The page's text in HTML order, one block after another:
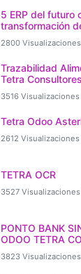
5 ERP del futuro
transformación
2800 Visualizaciones
Trazabilidad
Tetra Consultores
3516 Visualizaciones
Tetra Odoo
2612 Visualizaciones
TETRA OCR
3527 Visualizaciones
PONTO BANK
ODOO TETRA
3823 Visualizaciones